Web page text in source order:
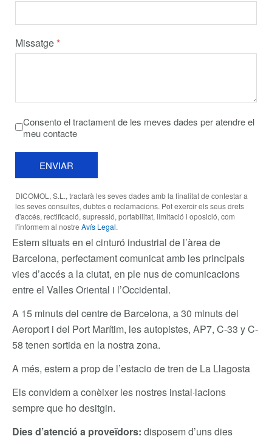
Missatge*
Consento el tractament de les meves dades per atendre el
meu contacte
ENVIAR
DICOMOL, S.L., tractarà les seves dades amb la finalitat de contestar a
les seves consultes, dubtes o reclamacions. Pot exercir els seus drets
d'accés, rectificació, supressió, portabilitat, limitació i oposició, com
l'informem al nostre Avís Legal.
Estem situats en el cinturó industrial de l’àrea de
Barcelona, perfectament comunicat amb les principals
vies d’accés a la ciutat, en ple nus de comunicacions
entre el Valles Oriental i l’Occidental.
A 15 minuts del centre de Barcelona, a 30 minuts del
Aeroport i del Port Marítim, les autopistes, AP7, C-33 y C-
58 tenen sortida en la nostra zona.
A més, estem a prop de l’estacio de tren de La Llagosta
Els convidem a conèixer les nostres instal·lacions
sempre que ho desitgin.
Dies d’atenció a proveïdors: disposem d’uns dies